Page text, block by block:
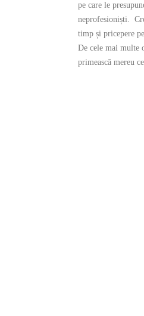
pe care le
neprofesioniști.
timp și pricepere
De cele mai multe
primească mereu